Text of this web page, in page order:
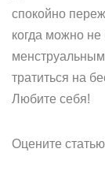
спокойно
когда можно не
тратиться на
Любите себя!
Оцените